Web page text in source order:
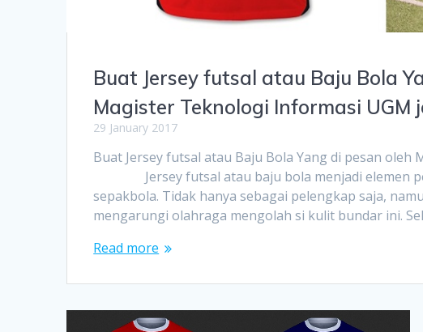
Buat Jersey futsal atau Baju Bola
Magister Teknologi Informasi UGM
29 January 2017
Buat Jersey futsal atau Baju Bola Yang di pesan
Jersey futsal atau baju bola menjadi elemen
sepakbola. Tidak hanya sebagai pelengkap saja,
mengarungi olahraga mengolah si kulit bundar ini.
Read more